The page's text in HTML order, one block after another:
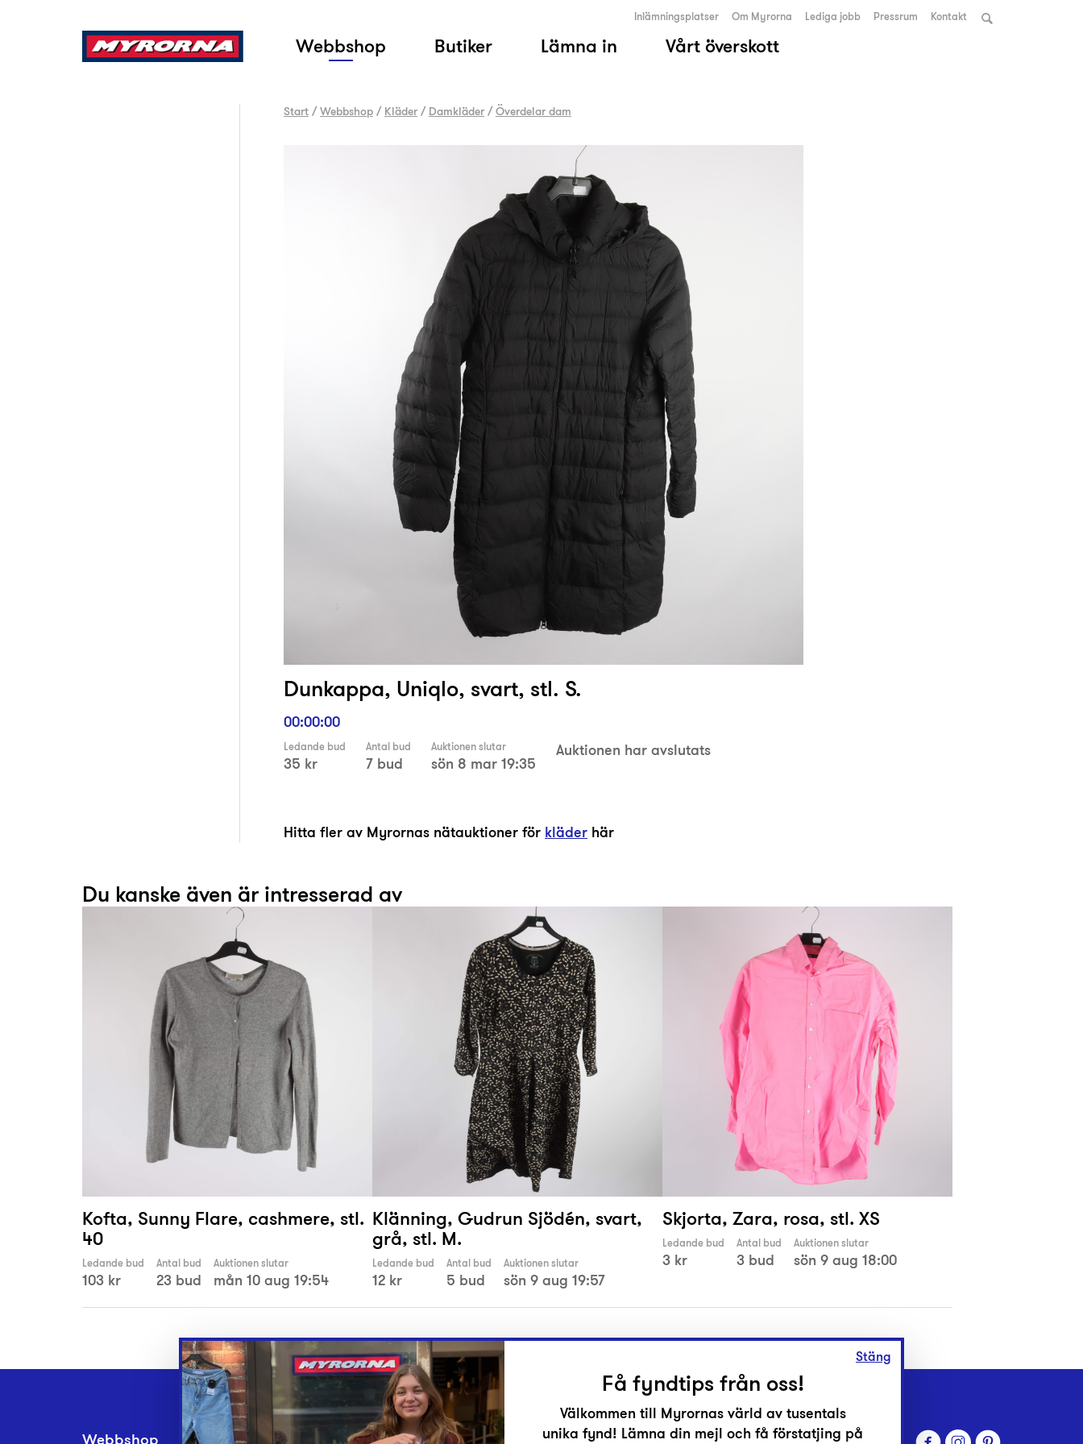
Webbshop Butiker Lämna in Vårt överskott
Inlämningsplatser Om Myrorna Lediga jobb Pressrum Kontakt
Start /Webbshop / Kläder / Damkläder /Överdelar dam
Dunkappa, Uniqlo, svart, stl. S.
00:00:00
Ledande bud
35 kr
Antal bud
7 bud
Auktionen slutar
sön 8 mar 19:35
Auktionen har avslutats
Hitta fler av Myrornas nätauktioner för kläder här
Du kanske även är intresserad av
Kofta, Sunny Flare, cashmere, stl.
40
Ledande bud
103 kr
Antal bud
23 bud
Auktionen slutar
mån 10 aug 19:54
Klänning, Gudrun Sjödén, svart,
grå, stl. M.
Ledande bud
12 kr
Antal bud
5 bud
Auktionen slutar
sön 9 aug 19:57
Skjorta, Zara, rosa, stl. XS
Ledande bud
3 kr
Antal bud
3 bud
Auktionen slutar
sön 9 aug 18:00
Stäng
Få fyndtips från oss!
Välkommen till Myrornas värld av tusentals
unika fynd! Lämna din mejl och få förstatjing på